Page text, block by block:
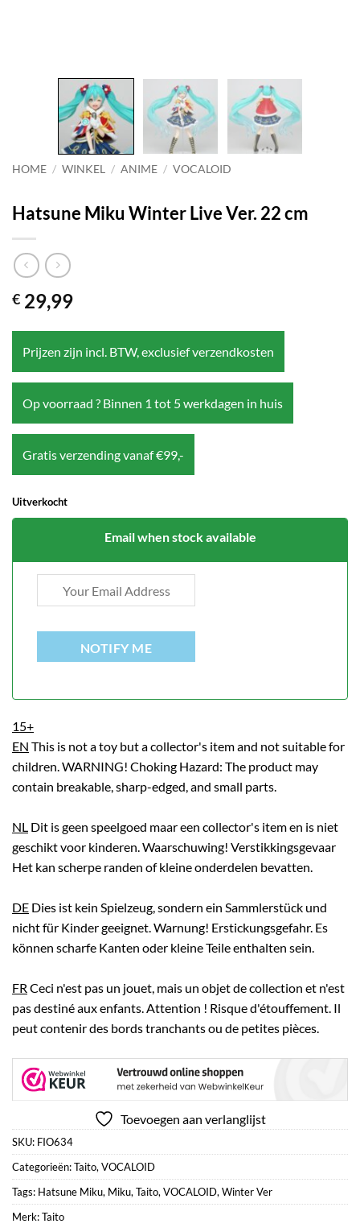
HOME / WINKEL / ANIME / VOCALOID
Hatsune Miku Winter Live Ver. 22 cm
€ 29,99
Prijzen zijn incl. BTW, exclusief verzendkosten
Op voorraad ? Binnen 1 tot 5 werkdagen in huis
Gratis verzending vanaf €99,-
Uitverkocht
Email when stock available
NOTIFY ME
15+
EN This is not a toy but a collector's item and not suitable for
children. WARNING! Choking Hazard: The product may
contain breakable, sharp-edged, and small parts.
NL Dit is geen speelgoed maar een collector's item en is niet
geschikt voor kinderen. Waarschuwing! Verstikkingsgevaar
Het kan scherpe randen of kleine onderdelen bevatten.
DE Dies ist kein Spielzeug, sondern ein Sammlerstück und
nicht für Kinder geeignet. Warnung! Erstickungsgefahr. Es
können scharfe Kanten oder kleine Teile enthalten sein.
FR Ceci n'est pas un jouet, mais un objet de collection et n'est
pas destiné aux enfants. Attention ! Risque d'étouffement. Il
peut contenir des bords tranchants ou de petites pièces.
Toevoegen aan verlanglijst
SKU: FIO634
Categorieën:Taito,VOCALOID
Tags: Hatsune Miku, Miku,Taito,VOCALOID,Winter Ver
Merk:Taito